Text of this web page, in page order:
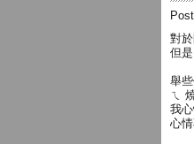
對
但
舉
ㄟ
我
心